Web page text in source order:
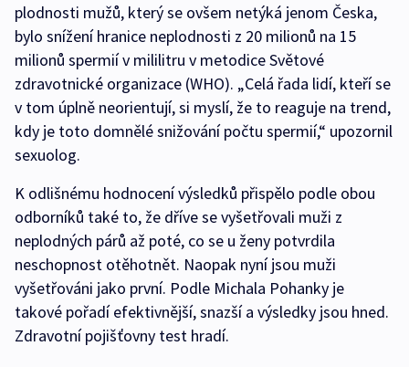
plodnosti mužů, který se ovšem netýká jenom Česka,
bylo snížení hranice neplodnosti z 20 milionů na 15
milionů spermií v mililitru v metodice Světové
zdravotnické organizace (WHO). „Celá řada lidí, kteří se
v tom úplně neorientují, si myslí, že to reaguje na trend,
kdy je toto domnělé snižování počtu spermií,“ upozornil
sexuolog.
K odlišnému hodnocení výsledků přispělo podle obou
odborníků také to, že dříve se vyšetřovali muži z
neplodných párů až poté, co se u ženy potvrdila
neschopnost otěhotnět. Naopak nyní jsou muži
vyšetřováni jako první. Podle Michala Pohanky je
takové pořadí efektivnější, snazší a výsledky jsou hned.
Zdravotní pojišťovny test hradí.